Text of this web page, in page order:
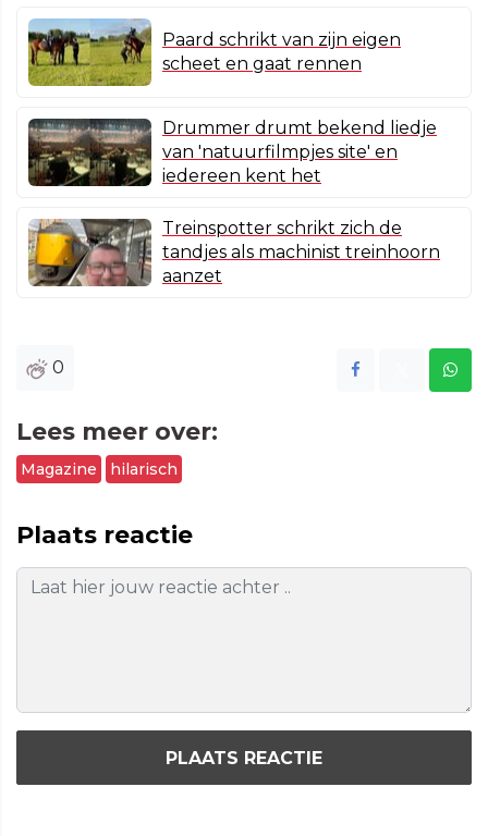
Paard schrikt van zijn eigen
scheet en gaat rennen
Drummer drumt bekend liedje
van 'natuurfilmpjes site' en
iedereen kent het
Treinspotter schrikt zich de
tandjes als machinist treinhoorn
aanzet
0
Lees meer over:
Magazine hilarisch
Plaats reactie
PLAATS REACTIE